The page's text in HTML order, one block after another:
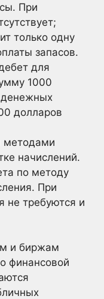
При
только одну
запасов.
для
1000
долларов
методами
начислений.
по методу
При
не требуются и
и биржам
финансовой